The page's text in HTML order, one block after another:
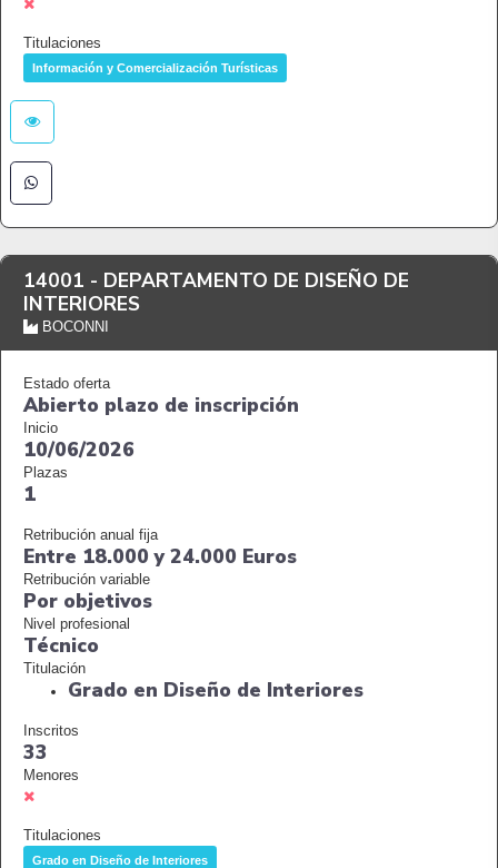
Titulaciones
Información y Comercialización Turísticas
14001 - DEPARTAMENTO DE DISEÑO DE
INTERIORES
BOCONNI
Estado oferta
Abierto plazo de inscripción
Inicio
10/06/2026
Plazas
1
Retribución anual fija
Entre 18.000 y 24.000 Euros
Retribución variable
Por objetivos
Nivel profesional
Técnico
Titulación
Grado en Diseño de Interiores
Inscritos
33
Menores
Titulaciones
Grado en Diseño de Interiores